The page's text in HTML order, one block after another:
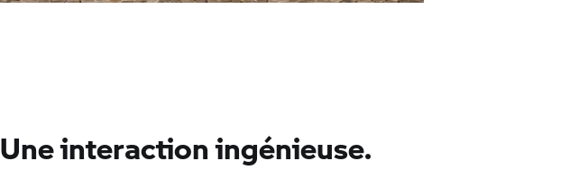
Une interaction ingénieuse.